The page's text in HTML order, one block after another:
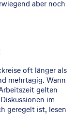
aber noch
oft länger als
mehrtägig. Wann
gelten
im
geregelt ist, lesen